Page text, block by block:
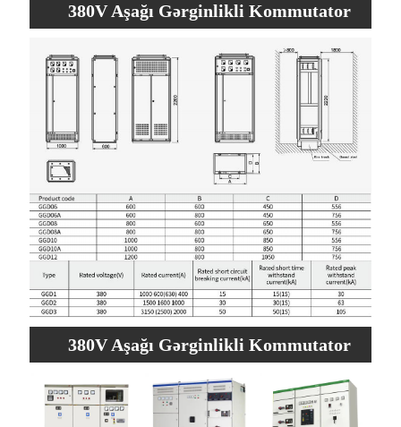
380V Aşağı Gərginlikli Kommutator
Spesifikasiyası
380V Aşağı Gərginlikli Kommutator
Sabit Kommutator Panelinin
Xüsusiyyətləri